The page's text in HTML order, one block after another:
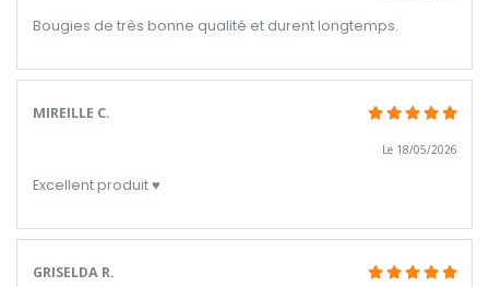
Bougies de très bonne qualité et durent longtemps.
MIREILLE C.
Le 18/05/2026
Excellent produit ♥️
GRISELDA R.